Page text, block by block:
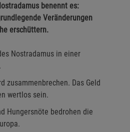
benennt es:
Veränderungen
erschüttern.
Nostradamus in einer
zusammenbrechen. Das Geld
wertlos sein.
Hungersnöte bedrohen die